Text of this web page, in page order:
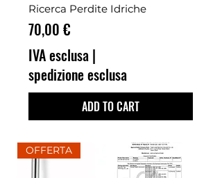
Ricerca Perdite Idriche
Prezzo
70,00 €
IVA esclusa |
spedizione esclusa
ADD TO CART
OFFERTA